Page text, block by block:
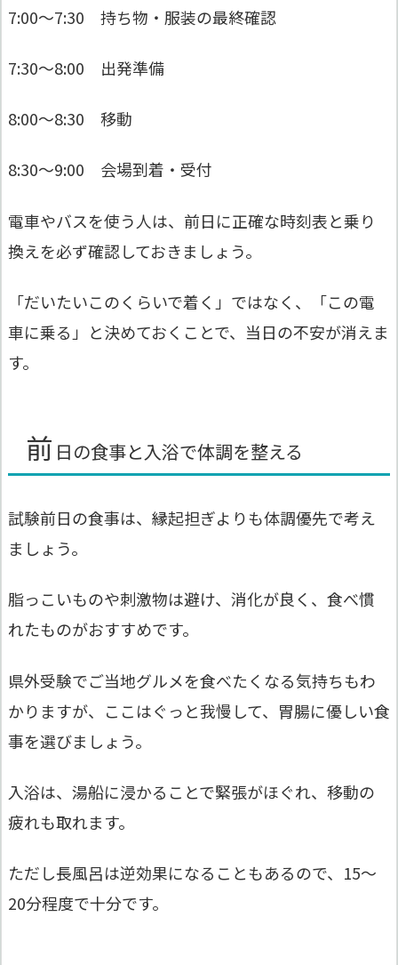
7:00〜7:30 持ち物・服装の最終確認
7:30〜8:00 出発準備
8:00〜8:30 移動
8:30〜9:00 会場到着・受付
電車やバスを使う人は、前日に正確な時刻表と乗り
換えを必ず確認しておきましょう。
「だいたいこのくらいで着く」ではなく、「この電
車に乗る」と決めておくことで、当日の不安が消えま
す。
前 日の食事と入浴で体調を整える
試験前日の食事は、縁起担ぎよりも体調優先で考え
ましょう。
脂っこいものや刺激物は避け、消化が良く、食べ慣
れたものがおすすめです。
県外受験でご当地グルメを食べたくなる気持ちもわ
かりますが、ここはぐっと我慢して、胃腸に優しい食
事を選びましょう。
入浴は、湯船に浸かることで緊張がほぐれ、移動の
疲れも取れます。
ただし長風呂は逆効果になることもあるので、15〜
20分程度で十分です。